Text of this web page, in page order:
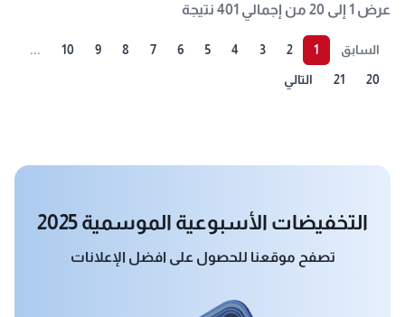
عرض 1 إلى 20 من إجمالي 401 نتيجة
السابق 1
2
3
4
5
6
7
8
9
10
...
20
21 التالي
التخفيضات الأسبوعية الموسمية 2025
تصفح موقعنا للحصول على افضل الإعلانات